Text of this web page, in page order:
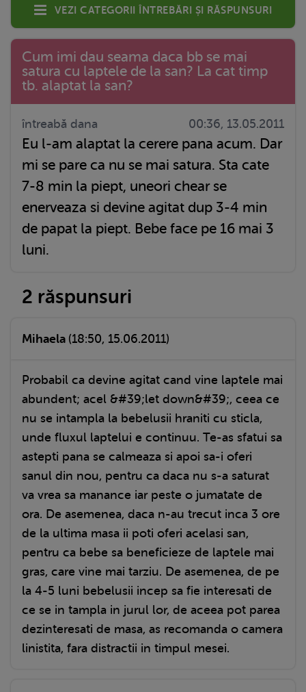
Vezi categorii întrebări și răspunsuri
Cum imi dau seama daca bb se mai
satura cu laptele de la san? La cat timp
tb. alaptat la san?
întreabă dana 00:36, 13.05.2011
Eu l-am alaptat la cerere pana acum. Dar
mi se pare ca nu se mai satura. Sta cate
7-8 min la piept, uneori chear se
enerveaza si devine agitat dup 3-4 min
de papat la piept. Bebe face pe 16 mai 3
luni.
2 răspunsuri
Mihaela (18:50, 15.06.2011)
Probabil ca devine agitat cand vine laptele mai
abundent; acel &#39;let down&#39;, ceea ce
nu se intampla la bebelusii hraniti cu sticla,
unde fluxul laptelui e continuu. Te-as sfatui sa
astepti pana se calmeaza si apoi sa-i oferi
sanul din nou, pentru ca daca nu s-a saturat
va vrea sa manance iar peste o jumatate de
ora. De asemenea, daca n-au trecut inca 3 ore
de la ultima masa ii poti oferi acelasi san,
pentru ca bebe sa beneficieze de laptele mai
gras, care vine mai tarziu. De asemenea, de pe
la 4-5 luni bebelusii incep sa fie interesati de
ce se in tampla in jurul lor, de aceea pot parea
dezinteresati de masa, as recomanda o camera
linistita, fara distractii in timpul mesei.